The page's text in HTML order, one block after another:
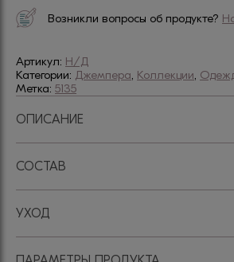
Возникли вопросы об продукте?
Артикул: Н/Д
Категории: Джемпера, Коллекции,
Метка: 5135
ОПИСАНИЕ
СОСТАВ
УХОД